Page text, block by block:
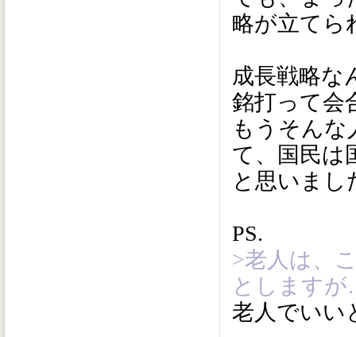
略が立てら
成長戦略な
銘打って会
もうそん
て、国民は
と思いまし
PS.
>老人は、
とします
老人でいい